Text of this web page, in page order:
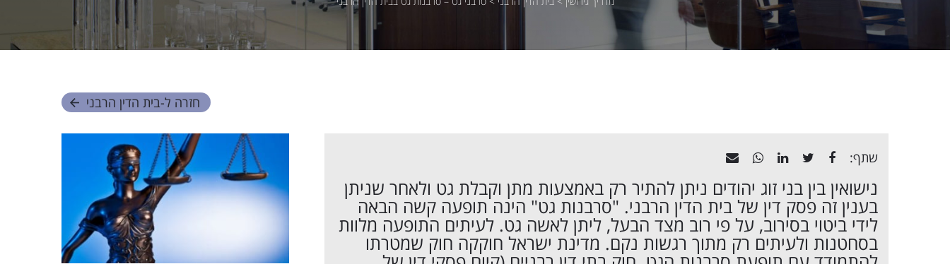
חזרה ל-בית הדין הרבני
שתף:
נישואין בין בני זוג יהודים ניתן להתיר רק באמצעות מתן וקבלת גט ולאחר שניתן
בענין זה פסק דין של בית הדין הרבני. "סרבנות גט" הינה תופעה קשה הבאה
לידי ביטוי בסירוב, על פי רוב מצד הבעל, ליתן לאשה גט. לעיתים התופעה מלוות
בסחטנות ולעיתים רק מתוך רגשות נקם. מדינת ישראל חוקקה חוק שמטרתו